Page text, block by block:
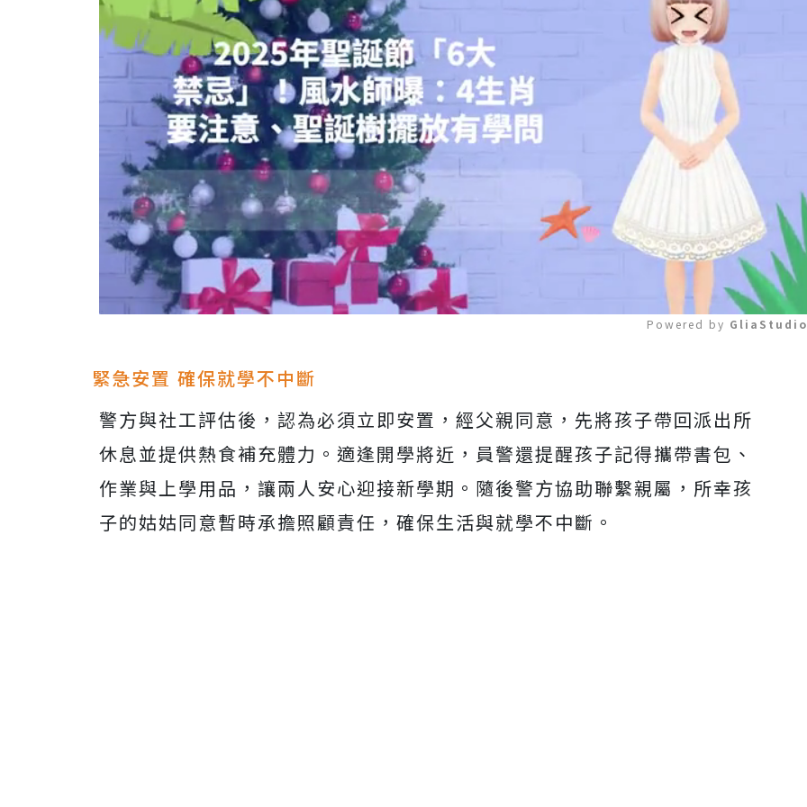
Powered by
緊急安置 確保就學不中斷
警方與社工評估後，認為必須立即安置，經父親同意，先將孩子帶回派出所
休息並提供熱食補充體力。適逢開學將近，員警還提醒孩子記得攜帶書包、
作業與上學用品，讓兩人安心迎接新學期。隨後警方協助聯繫親屬，所幸孩
子的姑姑同意暫時承擔照顧責任，確保生活與就學不中斷。